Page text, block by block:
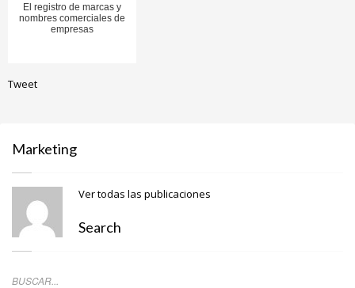
El registro de marcas y
nombres comerciales de
empresas
Tweet
Marketing
Ver todas las publicaciones
Search